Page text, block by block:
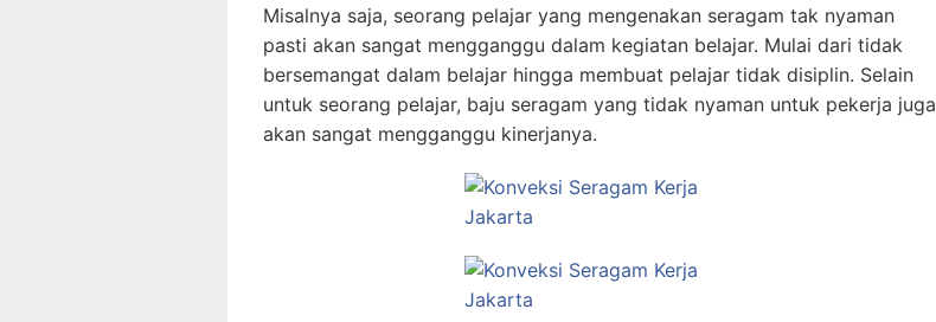
Misalnya saja, seorang pelajar yang mengenakan seragam tak nyaman
pasti akan sangat mengganggu dalam kegiatan belajar. Mulai dari tidak
bersemangat dalam belajar hingga membuat pelajar tidak disiplin. Selain
untuk seorang pelajar, baju seragam yang tidak nyaman untuk pekerja juga
akan sangat mengganggu kinerjanya.